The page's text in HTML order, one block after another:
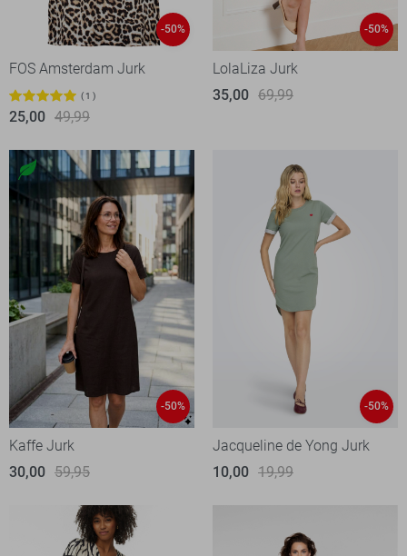
-50%
FOS Amsterdam Jurk
1
25,00 49,99
-50%
LolaLiza Jurk
35,00 69,99
-50%
Kaffe Jurk
30,00 59,95
-50%
Jacqueline de Yong Jurk
10,00 19,99